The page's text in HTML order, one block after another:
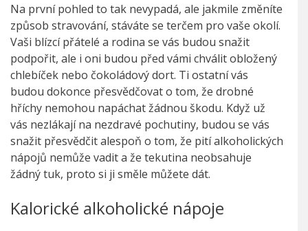
Na první pohled to tak nevypadá, ale jakmile změníte
způsob stravování, stáváte se terčem pro vaše okolí.
Vaši blízcí přátelé a rodina se vás budou snažit
podpořit, ale i oni budou před vámi chválit obložený
chlebíček nebo čokoládový dort. Ti ostatní vás
budou dokonce přesvědčovat o tom, že drobné
hříchy nemohou napáchat žádnou škodu. Když už
vás nezlákají na nezdravé pochutiny, budou se vás
snažit přesvědčit alespoň o tom, že pití alkoholických
nápojů nemůže vadit a že tekutina neobsahuje
žádný tuk, proto si ji směle můžete dát.
Kalorické alkoholické nápoje